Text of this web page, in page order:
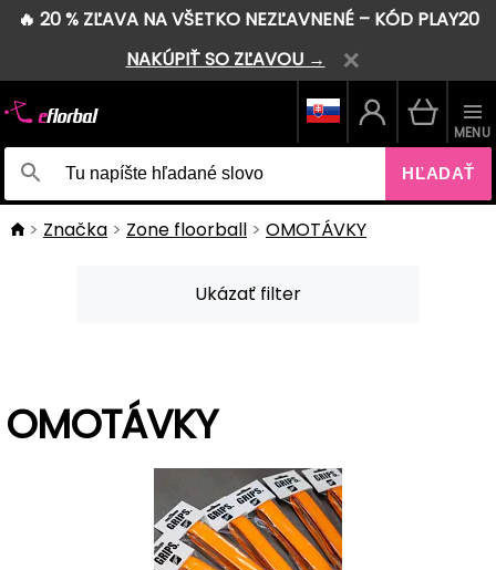
🔥 20 % ZĽAVA NA VŠETKO NEZĽAVNENÉ – KÓD PLAY20
NAKÚPIŤ SO ZĽAVOU →
HĽADAŤ
MENU
Značka Zone floorball OMOTÁVKY
Ukázať filter
OMOTÁVKY